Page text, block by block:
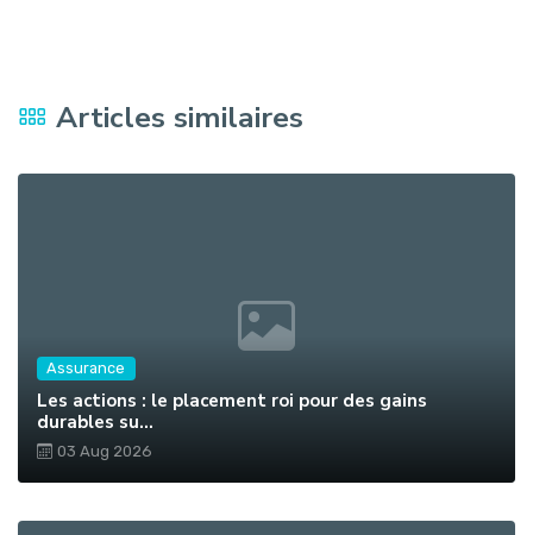
Articles similaires
Assurance
Les actions : le placement roi pour des gains
durables su...
03 Aug 2026